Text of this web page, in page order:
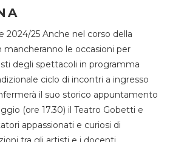
2024/25 Anche nel corso della
mancheranno le occasioni per
degli spettacoli in programma
ciclo di incontri a ingresso
il suo storico appuntamento
(ore 17.30) il Teatro Gobetti e
appassionati e curiosi di